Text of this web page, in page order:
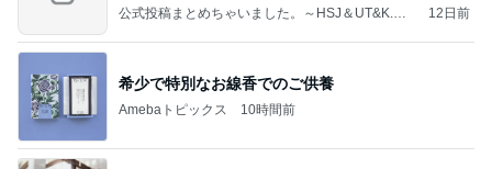
公式投稿まとめちゃいました。～HSJ＆UT&K.O.
12日前
希少で特別なお線香でのご供養
Amebaトピックス 10時間前